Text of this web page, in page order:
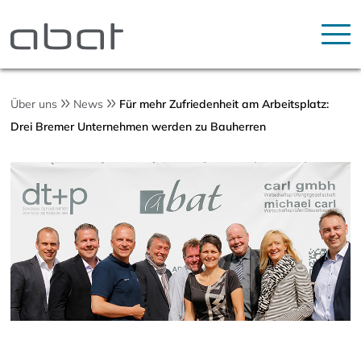
Über uns News
Für mehr Zufriedenheit am Arbeitsplatz:
Drei Bremer Unternehmen werden zu Bauherren